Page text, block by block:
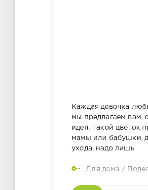
Каждая девочка
мы предлагаем вам,
идея. Такой цветок
мамы или бабушки,
ухода, надо лишь
Для дома /